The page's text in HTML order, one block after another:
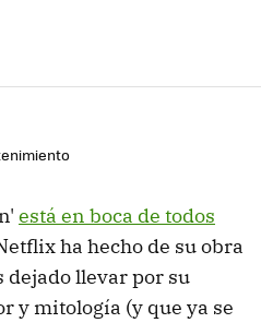
está en boca de todos
ha hecho de su obra
dejado llevar por su
y mitología (y que ya se